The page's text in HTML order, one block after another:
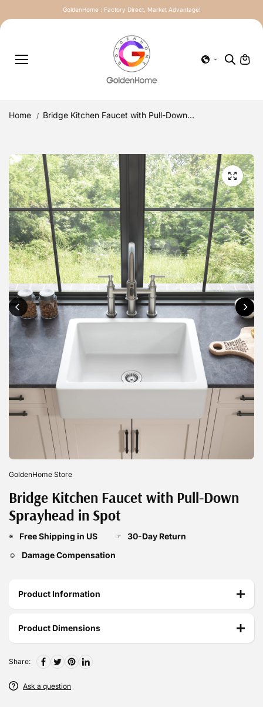
GoldenHome : Factory Direct, Market Advantage!
Home Bridge Kitchen Faucet with Pull-Down...
GoldenHome Store
Bridge Kitchen Faucet with Pull-Down
Sprayhead in Spot
※ Free Shipping in US ☞ 30-Day Return
☺ Damage Compensation
Product Information
Product Dimensions
Share:
Ask a question